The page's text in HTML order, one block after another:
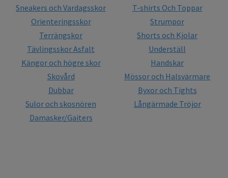
Sneakers och Vardagsskor
T-shirts Och Toppar
Orienteringsskor
Strumpor
Terrängskor
Shorts och Kjolar
Tävlingsskor Asfalt
Underställ
Kängor och högre skor
Handskar
Skovård
Mössor och Halsvärmare
Dubbar
Byxor och Tights
Sulor och skosnören
Långärmade Tröjor
Damasker/Gaiters